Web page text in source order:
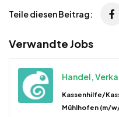
Teile diesen Beitrag:
Verwandte Jobs
Handel,
Kassenhilfe/
Mühlhofen (m/